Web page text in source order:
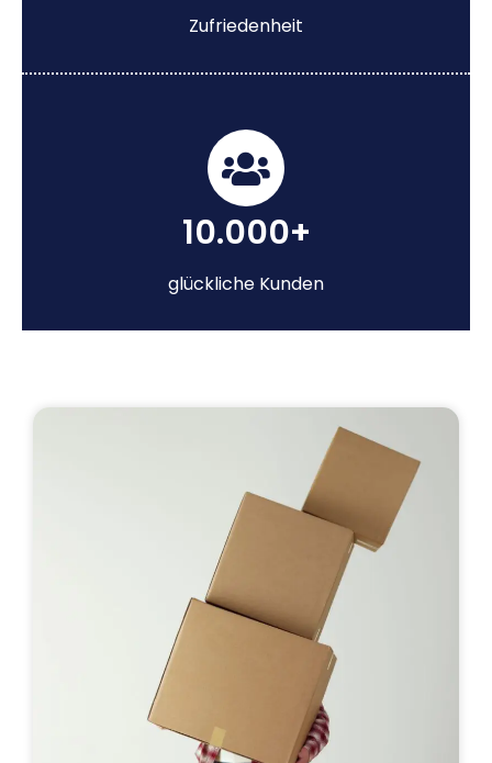
Zufriedenheit
10.000+
glückliche Kunden